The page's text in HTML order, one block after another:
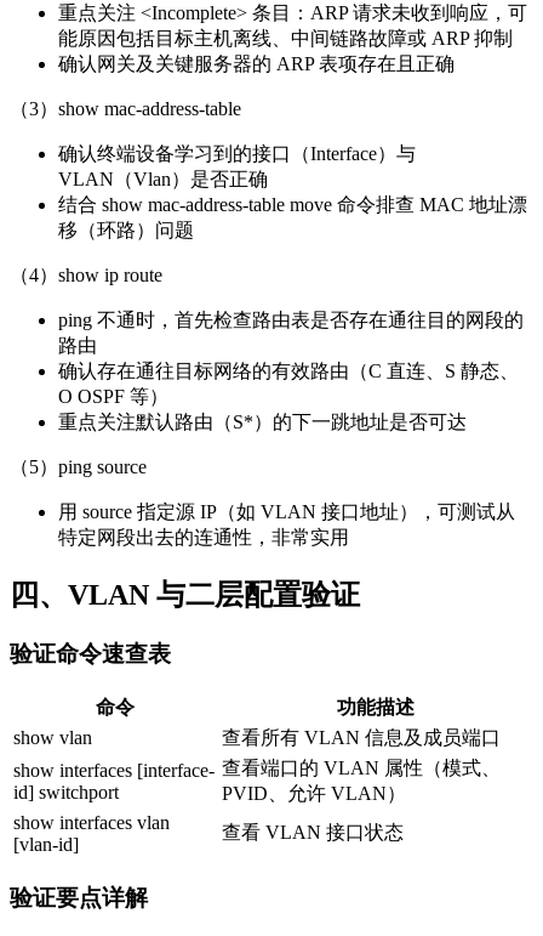
重点关注 <Incomplete> 条目：ARP 请求未收到响应，可
能原因包括目标主机离线、中间链路故障或 ARP 抑制
确认网关及关键服务器的 ARP 表项存在且正确
（3）show mac-address-table
确认终端设备学习到的接口（Interface）与
VLAN（Vlan）是否正确
结合 show mac-address-table move 命令排查 MAC 地址漂
移（环路）问题
（4）show ip route
ping 不通时，首先检查路由表是否存在通往目的网段的
路由
确认存在通往目标网络的有效路由（C 直连、S 静态、
O OSPF 等）
重点关注默认路由（S*）的下一跳地址是否可达
（5）ping source
用 source 指定源 IP（如 VLAN 接口地址），可测试从
特定网段出去的连通性，非常实用
四、VLAN 与二层配置验证
验证命令速查表
命令
功能描述
show vlan
查看所有 VLAN 信息及成员端口
show interfaces [interface-
id] switchport
查看端口的 VLAN 属性（模式、
PVID、允许 VLAN）
show interfaces vlan
[vlan-id]
查看 VLAN 接口状态
验证要点详解